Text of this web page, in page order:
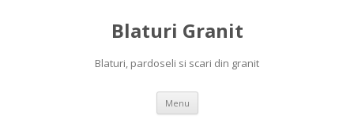
Blaturi Granit
Blaturi, pardoseli si scari din granit
Menu Skip to content